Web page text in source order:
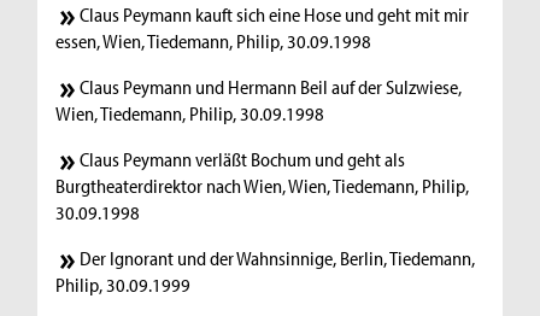
Claus Peymann kauft sich eine Hose und geht mit mir
essen, Wien, Tiedemann, Philip, 30.09.1998
Claus Peymann und Hermann Beil auf der Sulzwiese,
Wien, Tiedemann, Philip, 30.09.1998
Claus Peymann verläßt Bochum und geht als
Burgtheaterdirektor nach Wien, Wien, Tiedemann, Philip,
30.09.1998
Der Ignorant und der Wahnsinnige, Berlin, Tiedemann,
Philip, 30.09.1999